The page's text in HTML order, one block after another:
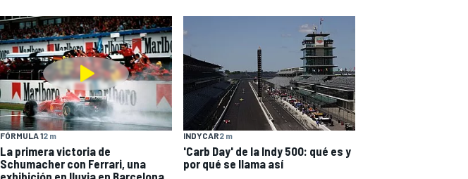
FÓRMULA 12 m
La primera victoria de
Schumacher con Ferrari, una
INDYCAR2 m
'Carb Day' de la Indy 500: qué es y
por qué se llama así